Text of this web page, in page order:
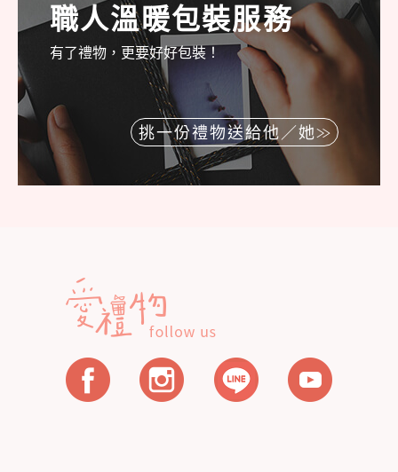
職人溫暖包裝服務
有了禮物，更要好好包裝！
挑一份禮物送給他／她